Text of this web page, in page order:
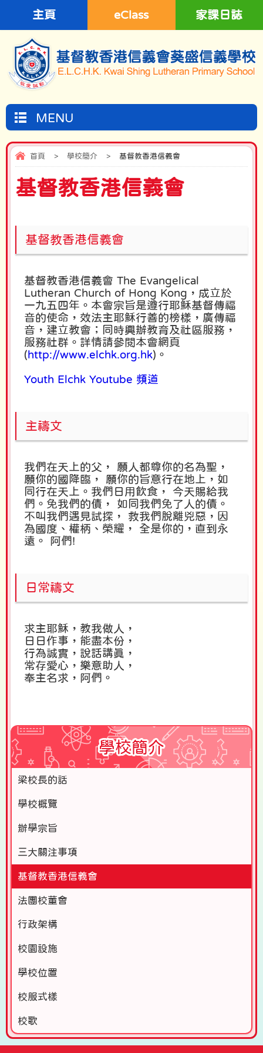
主頁 eClass 家課日誌
MENU
首頁 > 學校簡介 > 基督教香港信義會
基督教香港信義會
基督教香港信義會
基督教香港信義會 The Evangelical
Lutheran Church of Hong Kong，成立於
一九五四年。本會宗旨是遵行耶穌基督傳福
音的使命，效法主耶穌行善的榜樣，廣傳福
音，建立教會；同時興辦教育及社區服務，
服務社群。詳情請參閱本會網頁
( http://www.elchk.org.hk)。
Youth Elchk Youtube 頻道
主禱文
我們在天上的父， 願人都尊你的名為聖，
願你的國降臨， 願你的旨意行在地上， 如
同行在天上。 我們日用飲食， 今天賜給我
們。 免我們的債， 如同我們免了人的債。
不叫我們遇見試探， 救我們脫離兇惡， 因
為國度、權柄、榮耀， 全是你的， 直到永
遠。 阿們!
日常禱文
求主耶穌，教我做人，
日日作事，能盡本份，
行為誠實，說話講真，
常存愛心，樂意助人，
奉主名求，阿們。
學校簡介
梁校長的話
學校概覽
辦學宗旨
三大關注事項
基督教香港信義會
法團校董會
行政架構
校園設施
學校位置
校服式樣
校歌